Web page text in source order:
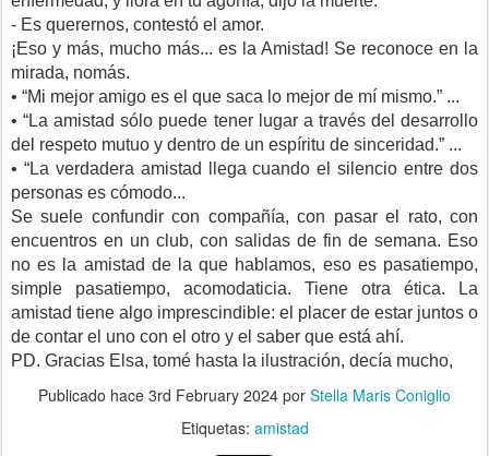
- Es querernos, contestó el amor.
¡Eso y más, mucho más... es la Amistad! Se reconoce en la
mirada, nomás.
• “Mi mejor amigo es el que saca lo mejor de mí mismo.” ...
• “La amistad sólo puede tener lugar a través del desarrollo
del respeto mutuo y dentro de un espíritu de sinceridad.” ...
• “La verdadera amistad llega cuando el silencio entre dos
personas es cómodo...
Se suele confundir con compañía, con pasar el rato, con
encuentros en un club, con salidas de fin de semana. Eso
no es la amistad de la que hablamos, eso es pasatiempo,
simple pasatiempo, acomodaticia. Tiene otra ética. La
amistad tiene algo imprescindible: el placer de estar juntos o
de contar el uno con el otro y el saber que está ahí.
PD. Gracias Elsa, tomé hasta la ilustración, decía mucho,
Publicado hace 3rd February 2024 por Stella Maris Coniglio
Etiquetas: amistad